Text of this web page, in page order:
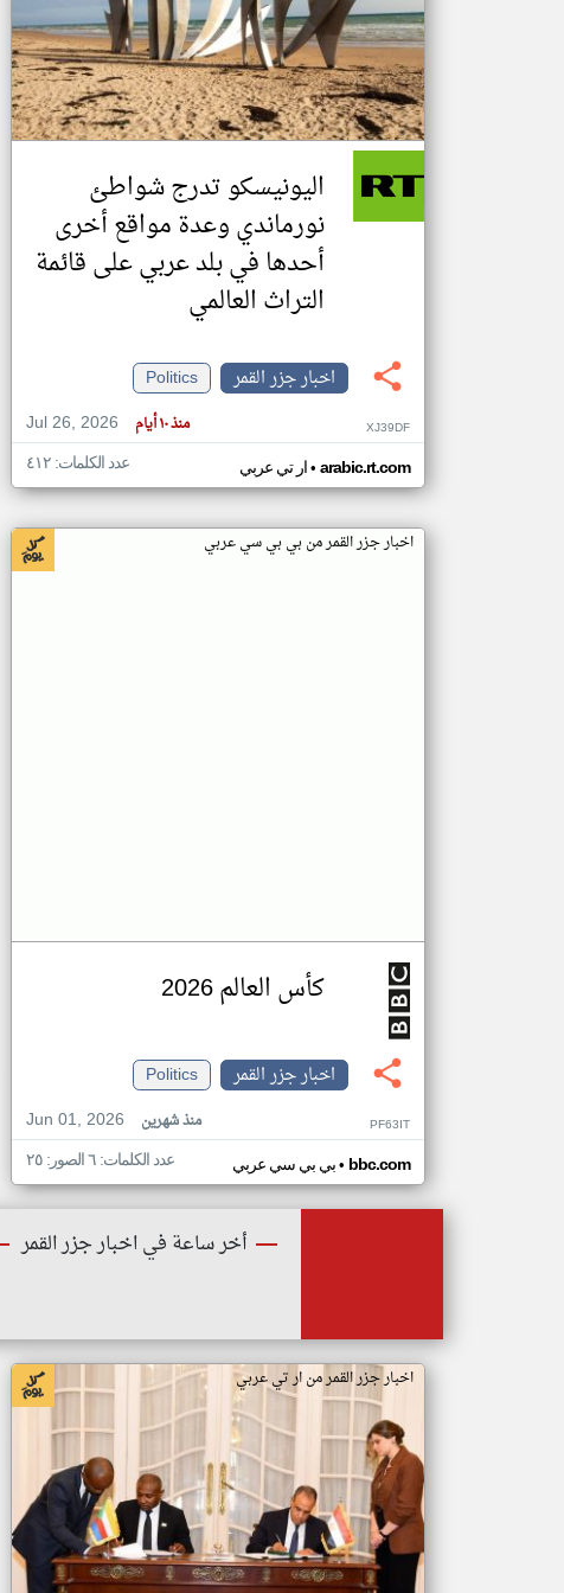
اليونيسكو تدرج شواطئ
نورماندي وعدة مواقع أخرى
أحدها في بلد عربي على قائمة
التراث العالمي
اخبار جزر القمر
Politics
Jul 26, 2026
منذ ١٠ أيام XJ39DF
ار تي عربي• arabic.rt.com عدد الكلمات: ٤١٢
اخبار جزر القمر من بي بي سي عربي
كأس العالم 2026
اخبار جزر القمر
Politics
Jun 01, 2026
منذ شهرين PF63IT
بي بي سي عربي• bbc.com عدد الكلمات: ٦ الصور: ٢٥
أخر ساعة في اخبار جزر القمر
اخبار جزر القمر من ار تي عربي